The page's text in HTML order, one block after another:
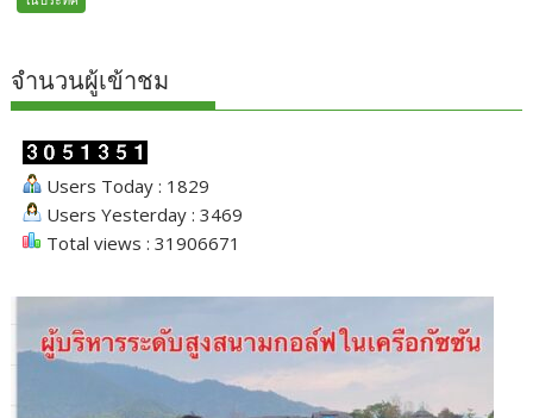
จำนวนผู้เข้าชม
Users Today : 1829
Users Yesterday : 3469
Total views : 31906671